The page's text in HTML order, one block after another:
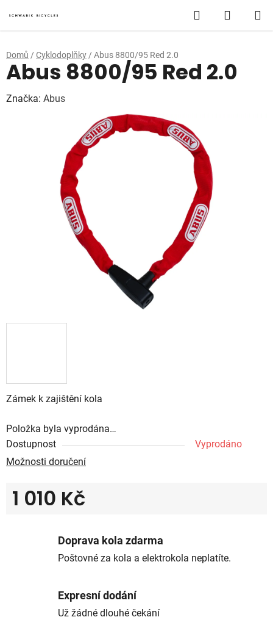
na
obsah
Hledat
KOŠÍK
Domů / Cyklodoplňky / Abus 8800/95 Red 2.0
Zámek k zajištění kola
Položka byla vyprodána…
Dostupnost
Vyprodáno
Možnosti doručení
1 010 Kč
Abus 8800/95 Red 2.0
Značka: Abus
Doprava kola zdarma
Poštovné za kola a elektrokola neplatíte.
Expresní dodání
Už žádné dlouhé čekání